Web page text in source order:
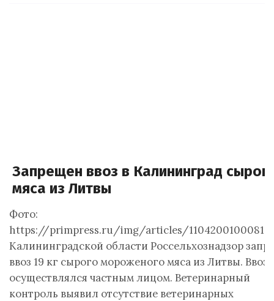
Запрещен ввоз в Калининград
мяса из Литвы
Фото:
https://primpress.ru/img/articles/
Калининградской области Россельхознадзор
ввоз 19 кг сырого мороженого мяса из Литвы. Ввоз
осуществлялся частным лицом. Ветеринарный
контроль выявил отсутствие ветеринарных